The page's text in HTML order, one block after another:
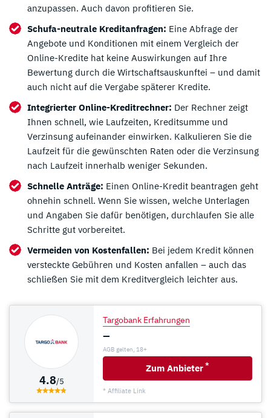
anzupassen. Auch davon profitieren Sie.
Schufa-neutrale Kreditanfragen: Eine Abfrage der
Angebote und Konditionen mit einem Vergleich der
Online-Kredite hat keine Auswirkungen auf Ihre
Bewertung durch die Wirtschaftsauskunftei – und damit
auch nicht auf die Vergabe späterer Kredite.
Integrierter Online-Kreditrechner: Der Rechner zeigt
Ihnen schnell, wie Laufzeiten, Kreditsumme und
Verzinsung aufeinander einwirken. Kalkulieren Sie die
Laufzeit für die gewünschten Raten oder die Verzinsung
nach Laufzeit innerhalb weniger Sekunden.
Schnelle Anträge: Einen Online-Kredit beantragen geht
ohnehin schnell. Wenn Sie wissen, welche Unterlagen
und Angaben Sie dafür benötigen, durchlaufen Sie alle
Schritte gut vorbereitet.
Vermeiden von Kostenfallen: Bei jedem Kredit können
versteckte Gebühren und Kosten anfallen – auch das
schließen Sie mit dem Kreditvergleich leichter aus.
4.8/5
Targobank Erfahrungen
–
AGB gelten, 18+
Zum Anbieter *
* Affiliate Link